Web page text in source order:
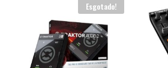
Esgotado!